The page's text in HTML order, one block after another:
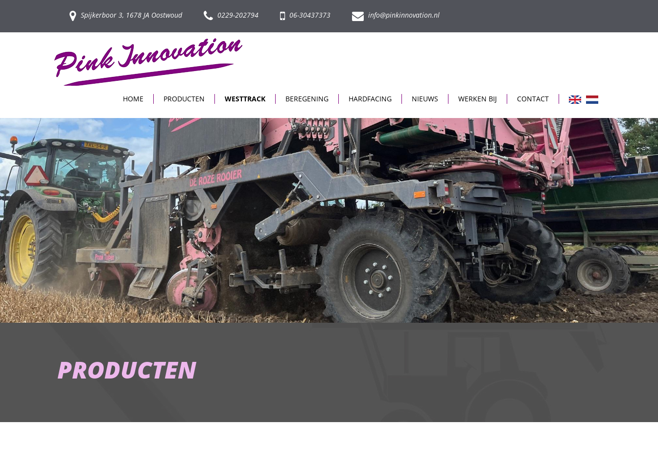
Spijkerboor 3, 1678 JA Oostwoud 0229-202794 06-30437373 info@pinkinnovation.nl
HOME PRODUCTEN WESTTRACK BEREGENING HARDFACING NIEUWS WERKEN BIJ CONTACT
PRODUCTEN